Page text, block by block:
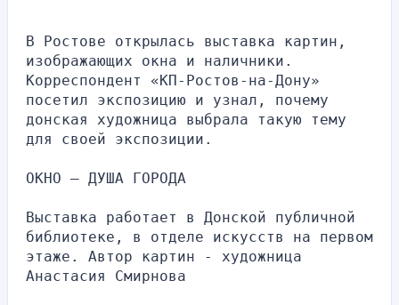
В Ростове открылась выставка картин,
изображающих окна и наличники.
Корреспондент «КП-Ростов-на-Дону»
посетил экспозицию и узнал, почему
донская художница выбрала такую тему
для своей экспозиции.
ОКНО – ДУША ГОРОДА
Выставка работает в Донской публичной
библиотеке, в отделе искусств на первом
этаже. Автор картин - художница
Анастасия Смирнова